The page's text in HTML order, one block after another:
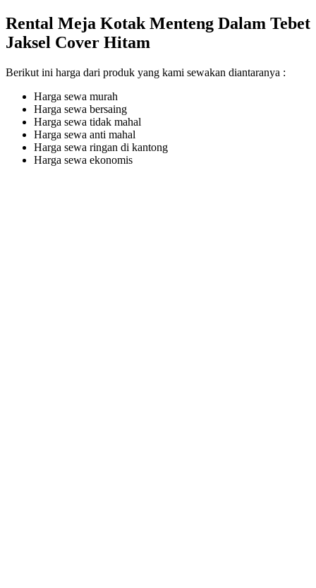
Rental Meja Kotak Menteng Dalam Tebet
Jaksel Cover Hitam
Berikut ini harga dari produk yang kami sewakan diantaranya :
Harga sewa murah
Harga sewa bersaing
Harga sewa tidak mahal
Harga sewa anti mahal
Harga sewa ringan di kantong
Harga sewa ekonomis